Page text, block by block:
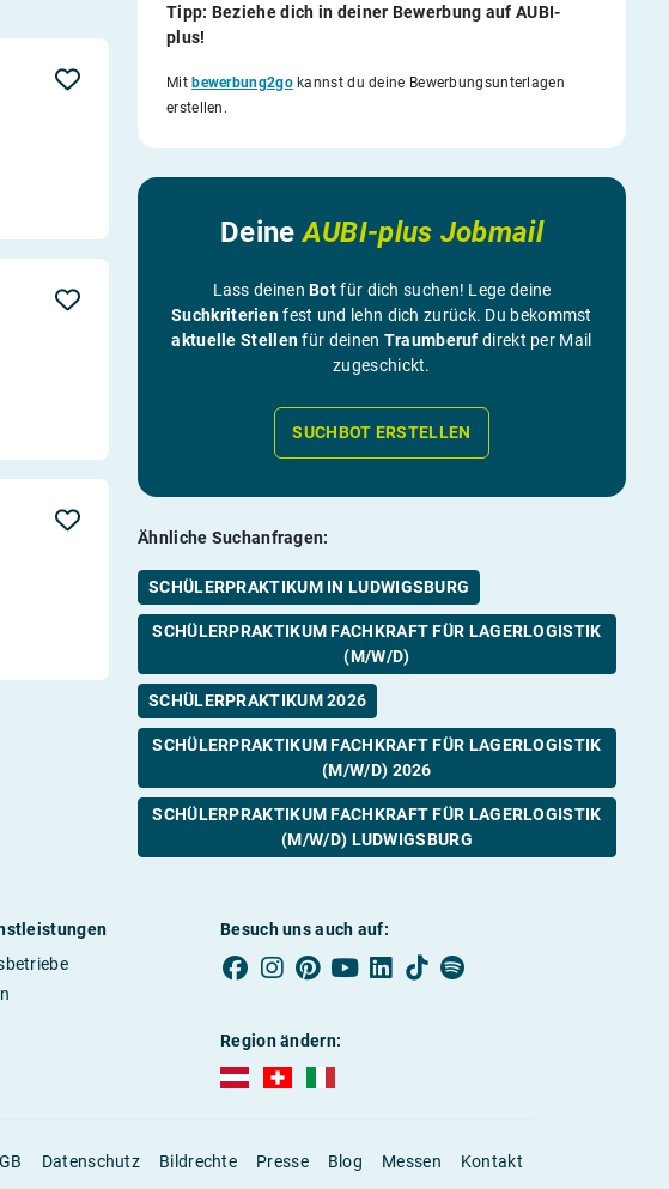
Tipp: Beziehe dich in deiner Bewerbung auf AUBI-
plus!
Mitbewerbung2gokannst du deine Bewerbungsunterlagen
erstellen.
DeineAUBI-plus Jobmail
Lass deinenBotfür dich suchen! Lege deine
Suchkriterienfest und lehn dich zurück. Du bekommst
aktuelle Stellenfür deinen Traumberuf direkt per Mail
zugeschickt.
SUCHBOT ERSTELLEN
Ähnliche Suchanfragen:
SCHÜLERPRAKTIKUM IN LUDWIGSBURG
SCHÜLERPRAKTIKUM FACHKRAFT FÜR LAGERLOGISTIK
(M/W/D)
SCHÜLERPRAKTIKUM 2026
SCHÜLERPRAKTIKUM FACHKRAFT FÜR LAGERLOGISTIK
(M/W/D) 2026
SCHÜLERPRAKTIKUM FACHKRAFT FÜR LAGERLOGISTIK
(M/W/D) LUDWIGSBURG
Besuch uns auch auf:
Region ändern:
AUBI-plus Österreich (deutsch)
Datenschutz Bildrechte Presse Blog Messen Kontakt